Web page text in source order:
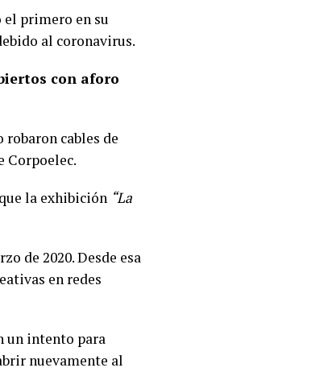
el primero en su
al coronavirus.
con aforo
cables de
Corpoelec.
la exhibición “La
de 2020. Desde esa
en redes
un intento para
nuevamente al